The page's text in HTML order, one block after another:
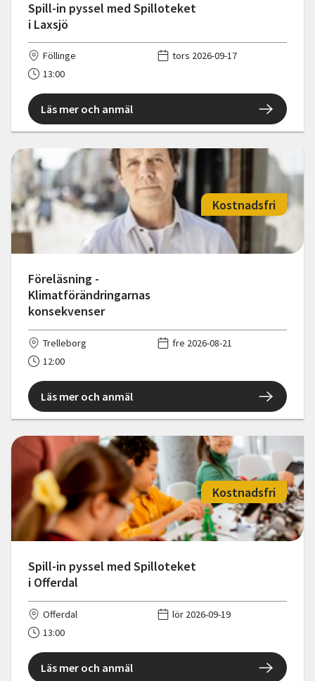
Spill-in pyssel med Spilloteket
i Laxsjö
Föllinge
tors 2026-09-17
13:00
Läs mer och anmäl
Föreläsning -
Klimatförändringarnas
konsekvenser
Kostnadsfri
Trelleborg
fre 2026-08-21
12:00
Läs mer och anmäl
Spill-in pyssel med Spilloteket
i Offerdal
Kostnadsfri
Offerdal
lör 2026-09-19
13:00
Läs mer och anmäl